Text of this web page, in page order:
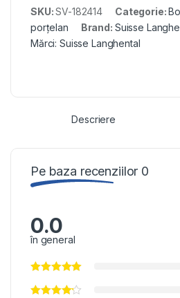
SKU:SV-182414 Categorie:
porțelan
Brand: Suisse
Mărci:Suisse Langhental
Descriere
Pe baza recenziilor 0
0.0
în general